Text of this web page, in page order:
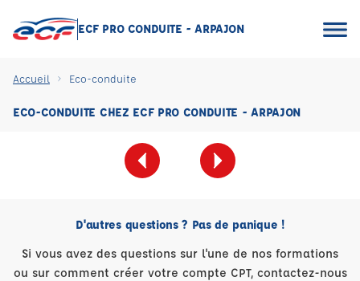
ECF PRO CONDUITE - ARPAJON
Accueil Eco-conduite
ECO-CONDUITE CHEZ ECF PRO CONDUITE - ARPAJON
D'autres questions ? Pas de panique !
Si vous avez des questions sur l'une de nos formations
ou sur comment créer votre compte CPT, contactez-nous